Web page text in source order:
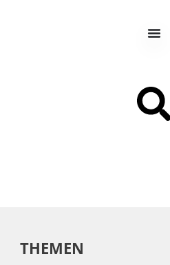
THEMEN